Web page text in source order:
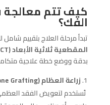
كيف تتم
الفك؟
تبدأ مرحلة العلاج بتقييم
المقطعية ثلاثية الأبعاد (
بدقة ووضع خطة علاجية
زراعة العظام (Grafting):
تُستخدم لتعويض الفقد